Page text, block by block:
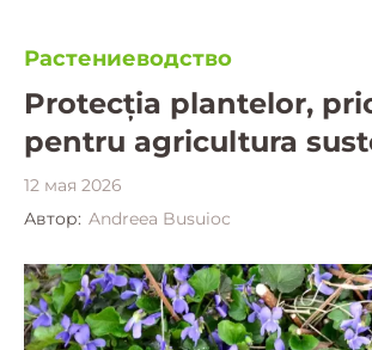
Растениеводство
Protecția plantelor,
pentru agricultura
12 мая 2026
Автор: Andreea Busuioc